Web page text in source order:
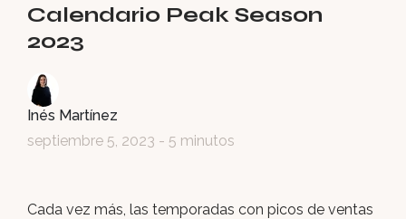
Calendario Peak Season
2023
Inés Martínez
septiembre 5, 2023 - 5 minutos
Cada vez más, las temporadas con picos de ventas